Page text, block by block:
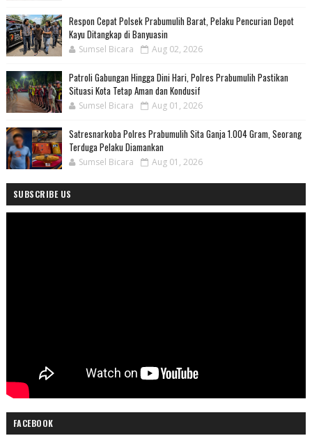
Respon Cepat Polsek Prabumulih Barat, Pelaku Pencurian Depot
Kayu Ditangkap di Banyuasin
Sumsel Bicara Aug 02, 2026
Patroli Gabungan Hingga Dini Hari, Polres Prabumulih Pastikan
Situasi Kota Tetap Aman dan Kondusif
Sumsel Bicara Aug 01, 2026
Satresnarkoba Polres Prabumulih Sita Ganja 1.004 Gram, Seorang
Terduga Pelaku Diamankan
Sumsel Bicara Aug 01, 2026
SUBSCRIBE US
FACEBOOK